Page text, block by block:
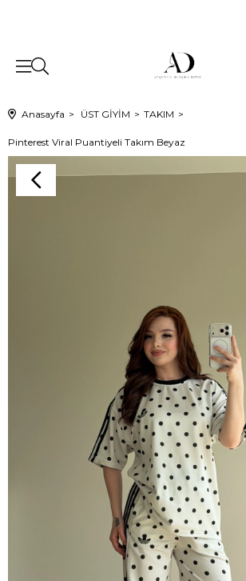
Anasayfa ÜST GİYİM TAKIM
Pinterest Viral Puantiyeli Takım Beyaz